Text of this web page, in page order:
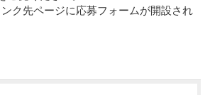
ク先ページに応募フォームが開設され